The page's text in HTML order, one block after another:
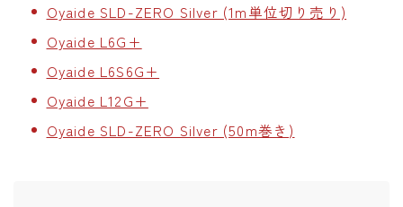
Oyaide SLD-ZERO Silver (1m単位切り売り)
Oyaide L6G+
Oyaide L6S6G+
Oyaide L12G+
Oyaide SLD-ZERO Silver (50m巻き)